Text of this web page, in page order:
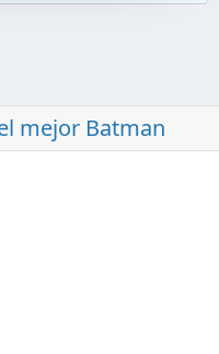
mejor Batman